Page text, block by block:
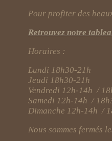
Pour profiter des
Retrouvez notre
Horaires :
Lundi 18h30-21h
Jeudi 18h30-21h
Vendredi 12h-14h /
Samedi 12h-14h /
Dimanche 12h-14h /
Nous sommes fermés